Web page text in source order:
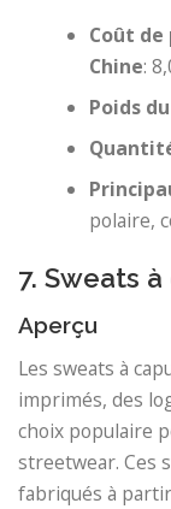
Coût
Chine:
Poids
polaire,
7. Sweats
Aperçu
Les sweats à
imprimés, des
choix populaire
streetwear. Ces
fabriqués à